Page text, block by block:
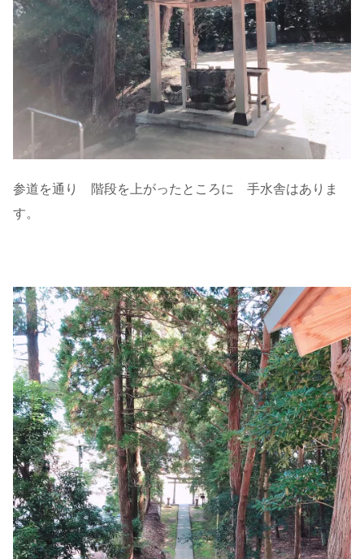
参道を通り 階段を上がったところに 手水舎はありま
す。